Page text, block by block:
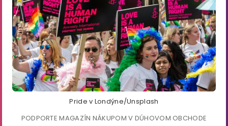
Pride v Londýne/Unsplash
PODPORTE MAGAZÍN NÁKUPOM V DÚHOVOM OBCHODE